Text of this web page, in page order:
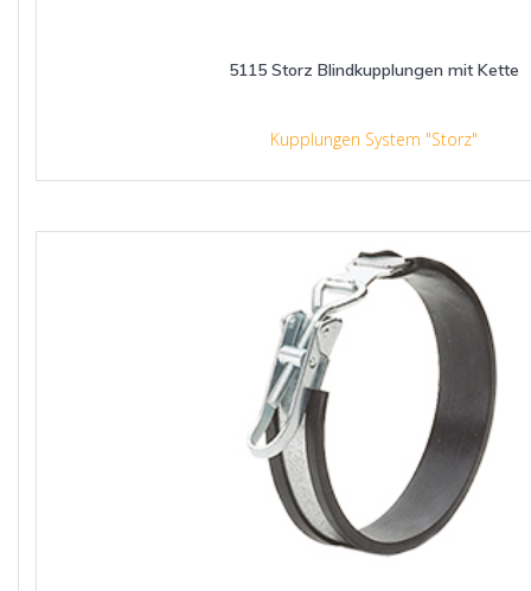
5115 Storz Blindkupplungen mit Kette
Kupplungen System "Storz"